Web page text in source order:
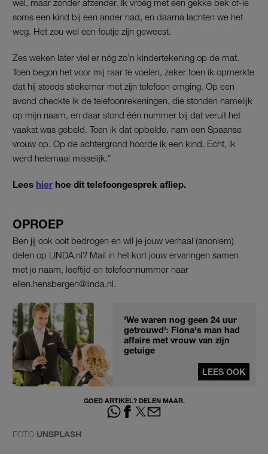
soms een kind bij een ander had, en daarna lachten we het
weg. Het zou wel een foutje zijn geweest.
Zes weken later viel er nóg zo’n kindertekening op de mat.
Toen begon het voor mij raar te voelen, zeker toen ik opmerkte
dat hij steeds stiekemer met zijn telefoon omging. Op een
avond checkte ik de telefoonrekeningen, die stonden namelijk
op mijn naam, en daar stond één nummer bij dat veruit het
vaakst was gebeld. Toen ik dat opbelde, nam een Spaanse
vrouw op. Op de achtergrond hoorde ik een kind. Echt, ik
werd helemaal misselijk.”
Lees hier hoe dit telefoongesprek afliep.
OPROEP
Ben jij ook ooit bedrogen en wil je jouw verhaal (anoniem)
delen op LINDA.nl? Mail in het kort jouw ervaringen samen
met je naam, leeftijd en telefoonnummer naar
ellen.hensbergen@linda.nl.
'We waren nog geen 24 uur
getrouwd': Fiona's man had
affaire met vrouw van zijn
getuige
LEES OOK
GOED ARTIKEL? DELEN MAAR.
FOTO UNSPLASH